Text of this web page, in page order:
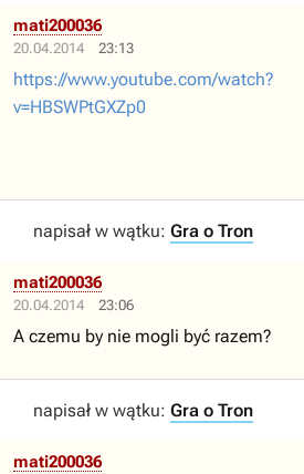
20.04.2014 23:13
mati200036
https://www.youtube.com/watch?
v=HBSWPtGXZp0
napisał w wątku: Gra o Tron
20.04.2014 23:06
mati200036
A czemu by nie mogli być razem?
napisał w wątku: Gra o Tron
mati200036